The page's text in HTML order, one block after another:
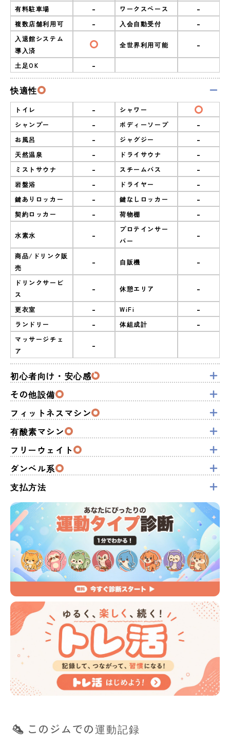
有料駐車場 - ワークスペース -
複数店舗利用可 - 入会自動受付 -
入退館システム
導入済
全世界利用可能 -
土足OK -
快適性
トイレ -
シャワー
シャンプー
- ボディーソープ -
お風呂 - ジャグジー -
天然温泉 - ドライサウナ -
ミストサウナ - スチームバス -
岩盤浴 - ドライヤー -
鍵ありロッカー - 鍵なしロッカー -
契約ロッカー - 荷物棚 -
水素水 -
プロテインサー
バー
-
商品/ドリンク販
売
- 自販機 -
ドリンクサービ
ス
- 休憩エリア -
更衣室 - WiFi -
ランドリー - 体組成計 -
マッサージチェ
ア
-
初心者向け・安心感
その他設備
フィットネスマシン
有酸素マシン
フリーウェイト
ダンベル系
支払方法
このジムでの運動記録